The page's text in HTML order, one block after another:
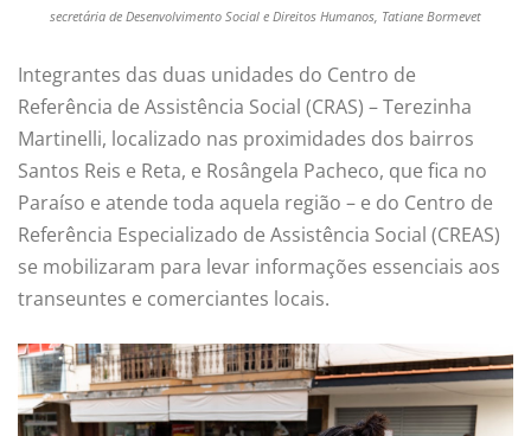
secretária de Desenvolvimento Social e Direitos Humanos, Tatiane Bormevet
Integrantes das duas unidades do Centro de
Referência de Assistência Social (CRAS) – Terezinha
Martinelli, localizado nas proximidades dos bairros
Santos Reis e Reta, e Rosângela Pacheco, que fica no
Paraíso e atende toda aquela região – e do Centro de
Referência Especializado de Assistência Social (CREAS)
se mobilizaram para levar informações essenciais aos
transeuntes e comerciantes locais.